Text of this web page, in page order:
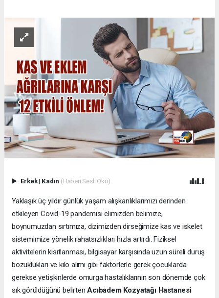
Erkek| Kadın (Haberi Sesli Oku)
Yaklaşık üç yıldır günlük yaşam alışkanlıklarımızı derinden
etkileyen Covid-19 pandemisi elimizden belimize,
boynumuzdan sırtımıza, dizimizden dirseğimize kas ve iskelet
sistemimize yönelik rahatsızlıkları hızla artırdı. Fiziksel
aktivitelerin kısıtlanması, bilgisayar karşısında uzun süreli duruş
bozuklukları ve kilo alımı gibi faktörlerle gerek çocuklarda
gerekse yetişkinlerde omurga hastalıklarının son dönemde çok
sık görüldüğünü belirtenAcıbadem Kozyatağı Hastanesi